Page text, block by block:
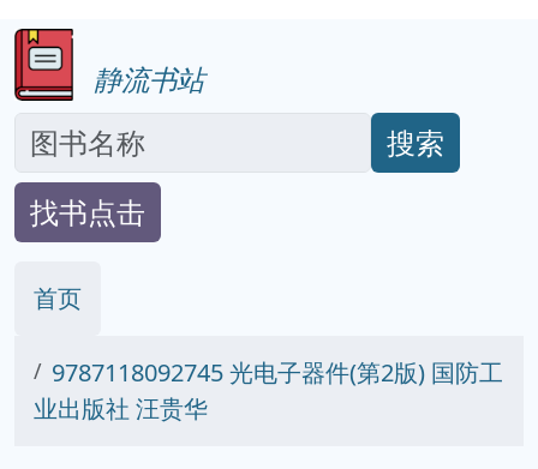
静流书站
搜索
找书点击
首页
9787118092745 光电子器件(第2版) 国防工
业出版社 汪贵华